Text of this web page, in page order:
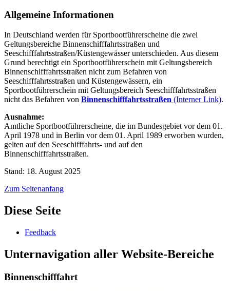
Allgemeine Informationen
In Deutschland werden für Sportbootführerscheine die zwei
Geltungsbereiche Binnenschifffahrtsstraßen und
Seeschifffahrtsstraßen/Küstengewässer unterschieden. Aus diesem
Grund berechtigt ein Sportbootführerschein mit Geltungsbereich
Binnenschifffahrtsstraßen nicht zum Befahren von
Seeschifffahrtsstraßen und Küstengewässern, ein
Sportbootführerschein mit Geltungsbereich Seeschifffahrtsstraßen
nicht das Befahren von Binnenschifffahrtsstraßen (Interner Link).
Ausnahme:
Amtliche Sportbootführerscheine, die im Bundesgebiet vor dem 01.
April 1978 und in Berlin vor dem 01. April 1989 erworben wurden,
gelten auf den Seeschifffahrts- und auf den
Binnenschifffahrtsstraßen.
Stand: 18. August 2025
Zum Seitenanfang
Diese Seite
Feedback
Unternavigation aller Website-Bereiche
Binnenschifffahrt